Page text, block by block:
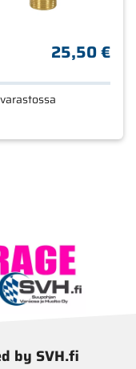
25,50 €
by SVH.fi